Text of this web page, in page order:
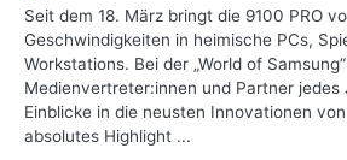
Seit dem 18. März bringt die 9100 PRO
Geschwindigkeiten in heimische PCs,
Workstations. Bei der „World of
Medienvertreter:innen und Partner jedes
Einblicke in die neusten Innovationen
absolutes Highlight ...